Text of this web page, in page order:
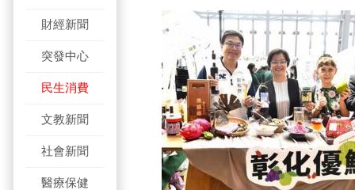
財經新聞
突發中心
民生消費
文教新聞
社會新聞
醫療保健